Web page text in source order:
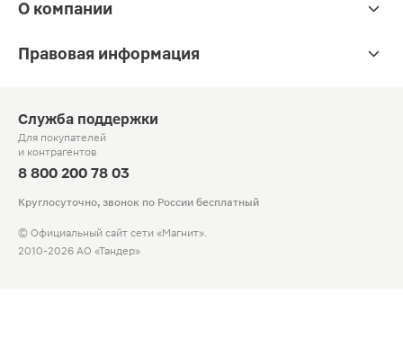
О компании
Правовая информация
Служба поддержки
Для покупателей
и контрагентов
8 800 200 78 03
Круглосуточно, звонок по России бесплатный
© Официальный сайт сети «Магнит».
2010-2026 АО «Тандер»